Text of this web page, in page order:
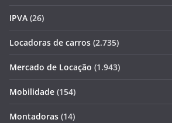
IPVA (26)
Locadoras de carros (2.735)
Mercado de Locação (1.943)
Mobilidade (154)
Montadoras (14)